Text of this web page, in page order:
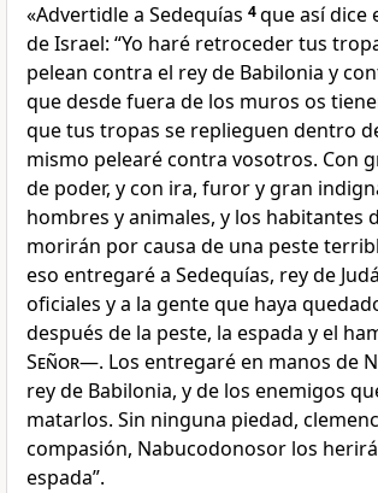
«Advertidle a Sedequías 4que así dice
de Israel: “Yo haré retroceder tus
pelean contra el rey de Babilonia y
que desde fuera de los muros os
que tus tropas se replieguen dentro
mismo pelearé contra vosotros. Con
de poder, y con ira, furor y gran
hombres y animales, y los habitantes
morirán por causa de una peste
eso entregaré a Sedequías, rey de
oficiales y a la gente que haya
después de la peste, la espada y el
Señor—. Los entregaré en manos de
rey de Babilonia, y de los enemigos
matarlos. Sin ninguna piedad,
compasión, Nabucodonosor los
espada”.